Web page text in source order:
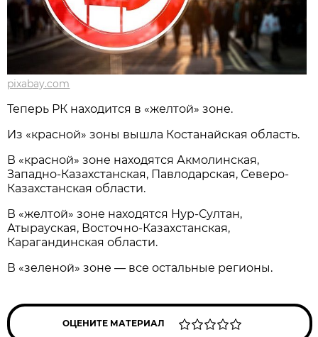
pixabay.com
Теперь РК находится в «желтой» зоне.
Из «красной» зоны вышла Костанайская область.
В «красной» зоне находятся Акмолинская,
Западно-Казахстанская, Павлодарская, Северо-
Казахстанская области.
В «желтой» зоне находятся Нур-Султан,
Атырауская, Восточно-Казахстанская,
Карагандинская области.
В «зеленой» зоне — все остальные регионы.
ОЦЕНИТЕ МАТЕРИАЛ